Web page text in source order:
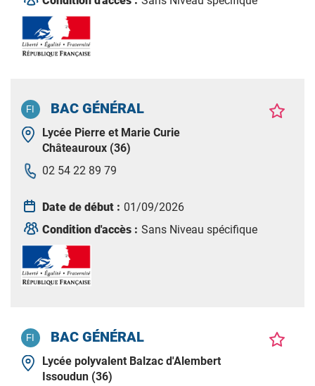
BAC GÉNÉRAL
Lycée Pierre et Marie Curie
Châteauroux (36)
02 54 22 89 79
Date de début : 01/09/2026
Condition d'accès : Sans Niveau spécifique
BAC GÉNÉRAL
Lycée polyvalent Balzac d'Alembert
Issoudun (36)